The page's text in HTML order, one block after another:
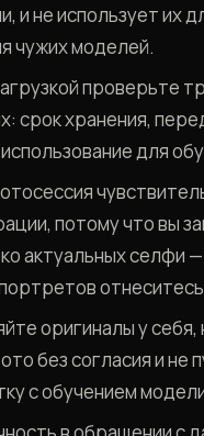
и не использует их
чужих моделей.
проверьте
срок хранения,
для
потому что вы
актуальных селфи
оригиналы у себя,
без согласия и не
с обучением